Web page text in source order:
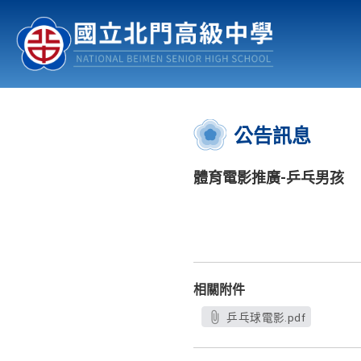
認識北中 行事曆
:::
公告訊息
體育電影推廣-乒乓男孩
相關附件
乒乓球電影.pdf